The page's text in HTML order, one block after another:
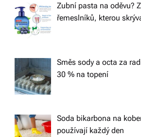
Zubní pasta na oděvu?
řemeslníků, kterou
Směs sody a octa za
30 % na topení
Soda bikarbona na
používají každý den